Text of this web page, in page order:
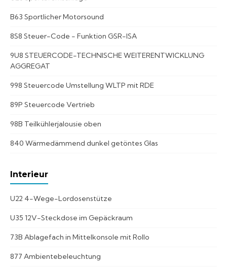
B63 Sportlicher Motorsound
8S8 Steuer-Code - Funktion GSR-ISA
9U8 STEUERCODE-TECHNISCHE WEITERENTWICKLUNG
AGGREGAT
998 Steuercode Umstellung WLTP mit RDE
89P Steuercode Vertrieb
98B Teilkühlerjalousie oben
840 Wärmedämmend dunkel getöntes Glas
Interieur
U22 4-Wege-Lordosenstütze
U35 12V-Steckdose im Gepäckraum
73B Ablagefach in Mittelkonsole mit Rollo
877 Ambientebeleuchtung